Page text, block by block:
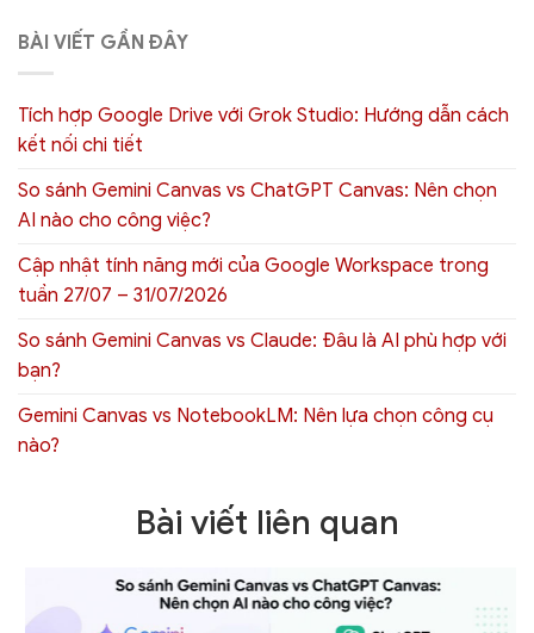
BÀI VIẾT GẦN ĐÂY
Tích hợp Google Drive với Grok Studio: Hướng dẫn cách
kết nối chi tiết
So sánh Gemini Canvas vs ChatGPT Canvas: Nên chọn
AI nào cho công việc?
Cập nhật tính năng mới của Google Workspace trong
tuần 27/07 – 31/07/2026
So sánh Gemini Canvas vs Claude: Đâu là AI phù hợp với
bạn?
Gemini Canvas vs NotebookLM: Nên lựa chọn công cụ
nào?
Bài viết liên quan